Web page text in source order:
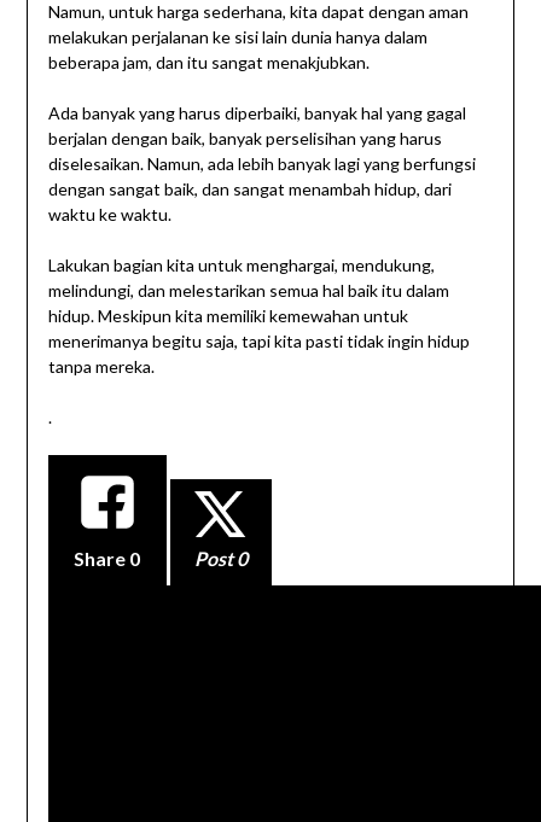
Namun, untuk harga sederhana, kita dapat dengan aman
melakukan perjalanan ke sisi lain dunia hanya dalam
beberapa jam, dan itu sangat menakjubkan.
Ada banyak yang harus diperbaiki, banyak hal yang gagal
berjalan dengan baik, banyak perselisihan yang harus
diselesaikan. Namun, ada lebih banyak lagi yang berfungsi
dengan sangat baik, dan sangat menambah hidup, dari
waktu ke waktu.
Lakukan bagian kita untuk menghargai, mendukung,
melindungi, dan melestarikan semua hal baik itu dalam
hidup. Meskipun kita memiliki kemewahan untuk
menerimanya begitu saja, tapi kita pasti tidak ingin hidup
tanpa mereka.
.
Share 0 Post 0